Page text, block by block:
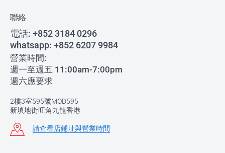
聯絡
電話: +852 3184 0296
whatsapp: +852 6207 9984
營業時間:
週一至週五 11:00am-7:00pm
週六應要求
2樓3室595號MOD595
新填地街旺角九龍香港
請查看店鋪址與營業時間